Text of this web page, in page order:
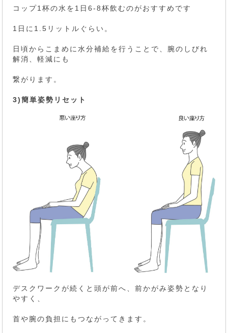
コップ1杯の水を1日6-8杯飲むのがおすすめです
1日に1.5リットルぐらい。
日頃からこまめに水分補給を行うことで、腕のしびれ
解消、軽減にも
繋がります。
3)簡単姿勢リセット
デスクワークが続くと頭が前へ、前かがみ姿勢となり
やすく、
首や腕の負担にもつながってきます。